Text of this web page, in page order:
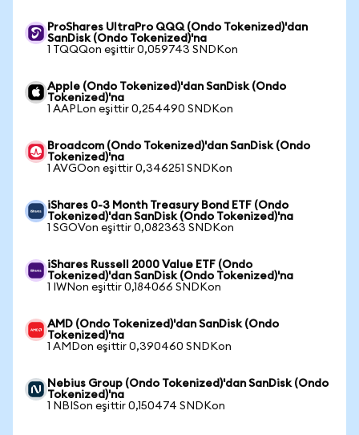
ProShares UltraPro QQQ (Ondo Tokenized)'dan
SanDisk (Ondo Tokenized)'na
1 TQQQon eşittir 0,059743 SNDKon
Apple (Ondo Tokenized)'dan SanDisk (Ondo
Tokenized)'na
1 AAPLon eşittir 0,254490 SNDKon
Broadcom (Ondo Tokenized)'dan SanDisk (Ondo
Tokenized)'na
1 AVGOon eşittir 0,346251 SNDKon
iShares 0-3 Month Treasury Bond ETF (Ondo
Tokenized)'dan SanDisk (Ondo Tokenized)'na
1 SGOVon eşittir 0,082363 SNDKon
iShares Russell 2000 Value ETF (Ondo
Tokenized)'dan SanDisk (Ondo Tokenized)'na
1 IWNon eşittir 0,184066 SNDKon
AMD (Ondo Tokenized)'dan SanDisk (Ondo
Tokenized)'na
1 AMDon eşittir 0,390460 SNDKon
Nebius Group (Ondo Tokenized)'dan SanDisk (Ondo
Tokenized)'na
1 NBISon eşittir 0,150474 SNDKon